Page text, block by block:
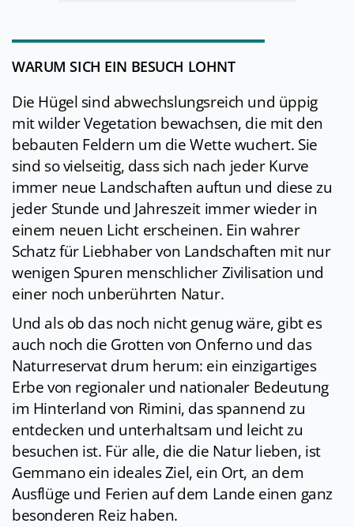
WARUM SICH EIN BESUCH LOHNT
Die Hügel sind abwechslungsreich und üppig
mit wilder Vegetation bewachsen, die mit den
bebauten Feldern um die Wette wuchert. Sie
sind so vielseitig, dass sich nach jeder Kurve
immer neue Landschaften auftun und diese zu
jeder Stunde und Jahreszeit immer wieder in
einem neuen Licht erscheinen. Ein wahrer
Schatz für Liebhaber von Landschaften mit nur
wenigen Spuren menschlicher Zivilisation und
einer noch unberührten Natur.
Und als ob das noch nicht genug wäre, gibt es
auch noch die Grotten von Onferno und das
Naturreservat drum herum: ein einzigartiges
Erbe von regionaler und nationaler Bedeutung
im Hinterland von Rimini, das spannend zu
entdecken und unterhaltsam und leicht zu
besuchen ist. Für alle, die die Natur lieben, ist
Gemmano ein ideales Ziel, ein Ort, an dem
Ausflüge und Ferien auf dem Lande einen ganz
besonderen Reiz haben.